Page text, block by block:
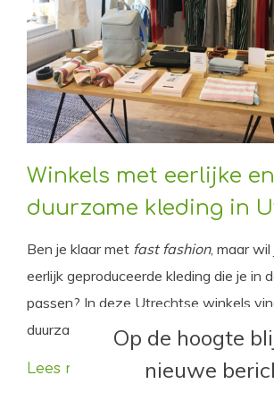
Winkels met eerlijke
duurzame kleding in
Ben je klaar met fast fashion, maar
eerlijk geproduceerde kleding die je in
passen? In deze Utrechtse winkels
duurzame kleding.
Lees meer
Op de hoogte
nieuwe